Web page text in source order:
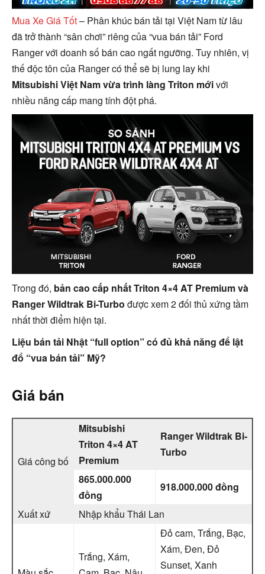
Mua Xe Giá Tốt– Phân khúc bán tải tại Việt Nam từ lâu
đã trở thành “sân chơi” riêng của “vua bán tải” Ford
Ranger với doanh số bán cao ngất ngưỡng. Tuy nhiên, vị
thế độc tôn của Ranger có thể sẽ bị lung lay khi
Mitsubishi Việt Nam vừa trình làng Triton mớivới
nhiều năng cấp mang tính đột phá.
Trong đó, bản cao cấp nhất Triton 4×4 AT Premium và
Ranger Wildtrak Bi-Turbo được xem 2 đối thủ xứng tầm
nhất thời điểm hiện tại.
Liệu bán tải Nhật “full option” có đủ khả năng để lật
đổ “vua bán tải” Mỹ?
Giá bán
Giá công bố
Mitsubishi
Triton 4×4 AT
Premium
Ranger Wildtrak Bi-
Turbo
865.000.000
đồng
918.000.000 đồng
Xuất xứ
Nhập khẩu Thái Lan
Trắng, Xám,
Đỏ cam, Trắng, Bạc,
Xám, Đen, Đỏ
Sunset, Xanh